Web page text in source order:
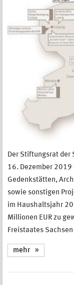
Der Stiftungsrat der
16. Dezember 2019
Gedenkstätten,
sowie sonstigen
im Haushaltsjahr
Millionen EUR zu
Freistaates
mehr